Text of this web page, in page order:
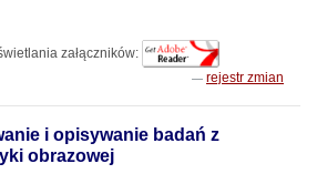
załączników:
rejestr zmian
i opisywanie badań z
obrazowej